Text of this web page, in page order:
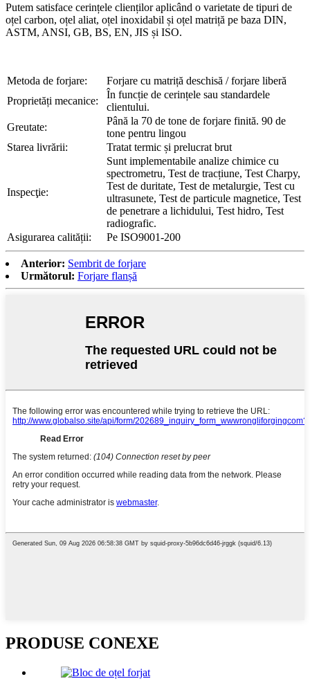
Putem satisface cerințele clienților aplicând o varietate de tipuri de
oțel carbon, oțel aliat, oțel inoxidabil și oțel matriță pe baza DIN,
ASTM, ANSI, GB, BS, EN, JIS și ISO.
Metoda de forjare:
Forjare cu matriță deschisă / forjare liberă
Proprietăți mecanice:
În funcție de cerințele sau standardele
clientului.
Greutate:
Până la 70 de tone de forjare finită. 90 de
tone pentru lingou
Starea livrării:
Tratat termic și prelucrat brut
Inspecţie:
Sunt implementabile analize chimice cu
spectrometru, Test de tracțiune, Test Charpy,
Test de duritate, Test de metalurgie, Test cu
ultrasunete, Test de particule magnetice, Test
de penetrare a lichidului, Test hidro, Test
radiografic.
Asigurarea calității:
Pe ISO9001-200
Anterior: Sembrit de forjare
Următorul: Forjare flanșă
PRODUSE CONEXE